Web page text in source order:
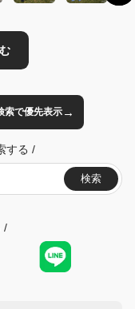
索で優先表示→
する /
検索
/